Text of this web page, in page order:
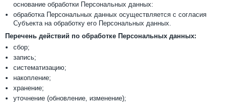
основание обработки Персональных данных:
обработка Персональных данных осуществляется с согласия
Субъекта на обработку его Персональных данных.
Перечень действий по обработке Персональных данных:
сбор;
запись;
систематизацию;
накопление;
хранение;
уточнение (обновление, изменение);